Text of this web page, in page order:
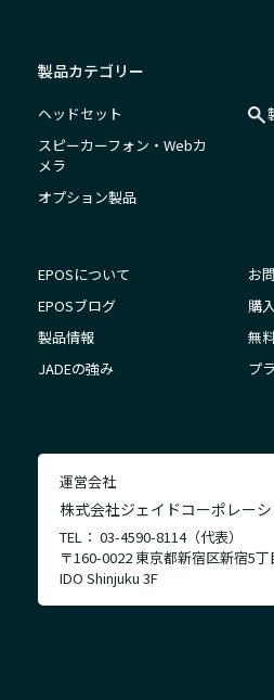
製品カテゴリー
ヘッドセット
スピーカーフォン・Webカ
メラ
オプション製品
EPOSについて
EPOSブログ
製品情報
JADEの強み
お
購
無
プ
運営会社
株式会社ジェイドコーポレー
TEL： 03-4590-8114（代表）
〒160-0022 東京都新宿区新宿5
IDO Shinjuku 3F